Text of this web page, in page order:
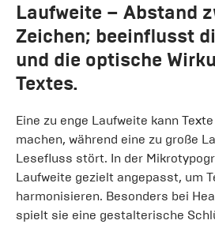
Laufweite – Abstand
Zeichen; beeinflusst
und die optische
Textes.
Eine zu enge Laufweite kann
machen, während eine zu große
Lesefluss stört. In der
Laufweite gezielt angepasst, um
harmonisieren. Besonders bei
spielt sie eine gestalterische